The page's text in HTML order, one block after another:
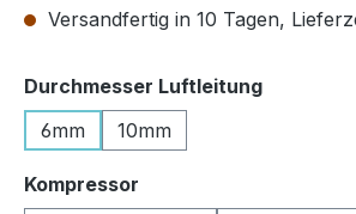
Versandfertig in 10 Tagen,
Durchmesser Luftleitung
6mm
10mm
Kompressor